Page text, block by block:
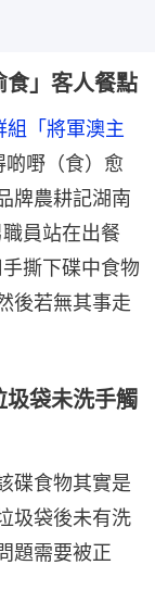
」客人餐點
「將軍澳主
啲嘢（食）愈
牌農耕記湖南
員站在出餐
撕下碟中食物
後若無其事走
袋未洗手觸
碟食物其實是
圾袋後未有洗
題需要被正